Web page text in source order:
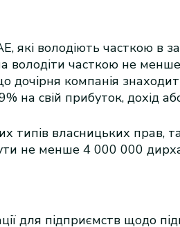
які володіють часткою в
часткою не
дочірня компанія
на свій прибуток, дохід
власницьких прав,
не менше 4 000 000
для підприємств щодо